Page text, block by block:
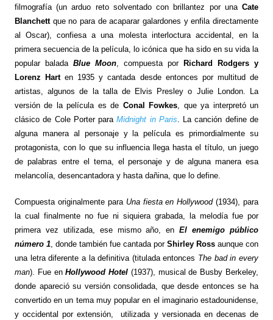
filmografía (un arduo reto solventado con brillantez por unaCate
Blanchettque no para de acaparar galardones y enfila directamente
al Oscar), confiesa a una molesta interloctura accidental, en la
primera secuencia de la película, lo icónica que ha sido en su vida la
popular balada Blue Moon, compuesta por Richard Rodgers y
Lorenz Harten 1935 y cantada desde entonces por multitud de
artistas, algunos de la talla de Elvis Presley o Julie London. La
versión de la película es de Conal Fowkes, que ya interpretó un
clásico de Cole Porter paraMidnight in Paris. La canción define de
alguna manera al personaje y la película es primordialmente su
protagonista, con lo que su influencia llega hasta el título, un juego
de palabras entre el tema, el personaje y de alguna manera esa
melancolía, desencantadora y hasta dañina, que lo define.
Compuesta originalmente paraUna fiesta en Hollywood(1934), para
la cual finalmente no fue ni siquiera grabada, la melodía fue por
primera vez utilizada, ese mismo año, enEl enemigo público
número 1, donde también fue cantada porShirley Ross aunque con
una letra diferente a la definitiva (titulada entonces The bad in every
man). Fue enHollywood Hotel (1937), musical de Busby Berkeley,
donde apareció su versión consolidada, que desde entonces se ha
convertido en un tema muy popular en el imaginario estadounidense,
y occidental por extensión, utilizada y versionada en decenas de